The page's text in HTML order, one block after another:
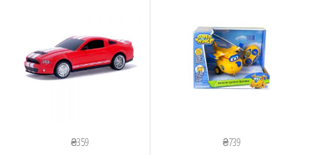
₴359 ₴739